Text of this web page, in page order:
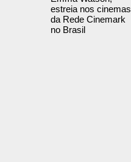
estreia nos cinemas
da Rede Cinemark
no Brasil